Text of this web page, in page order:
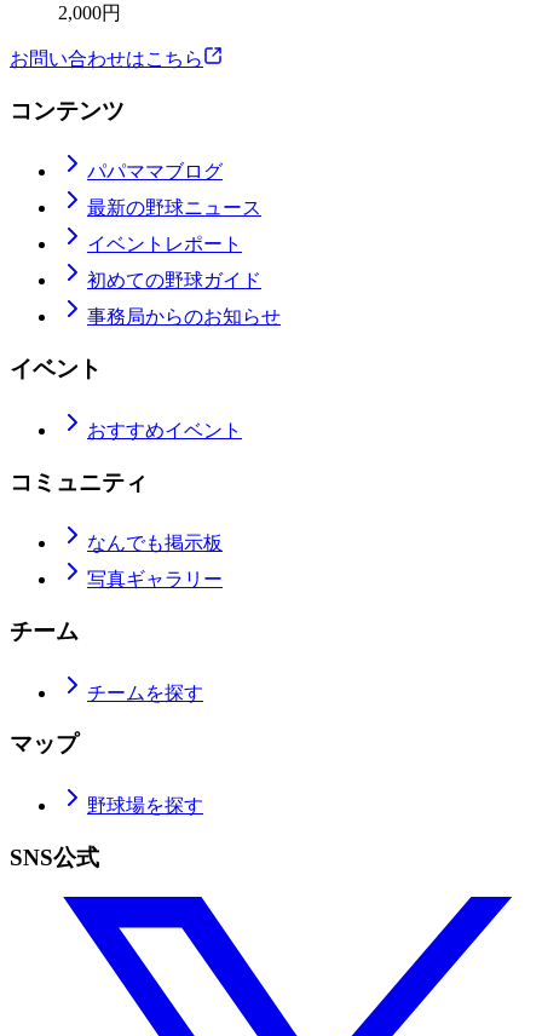
2,000円
お問い合わせはこちら
コンテンツ
パパママブログ
最新の野球ニュース
イベントレポート
初めての野球ガイド
事務局からのお知らせ
イベント
おすすめイベント
コミュニティ
なんでも掲示板
写真ギャラリー
チーム
チームを探す
マップ
野球場を探す
SNS公式